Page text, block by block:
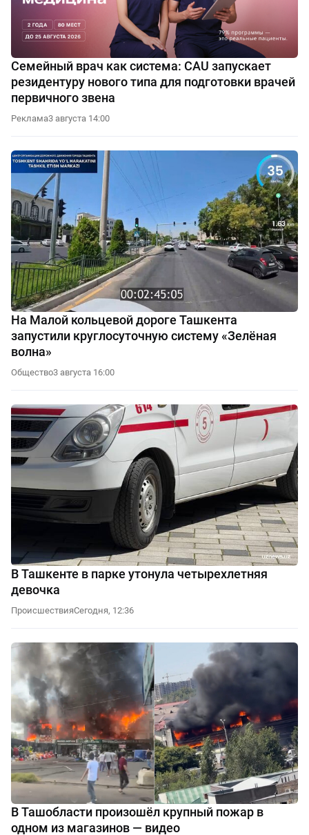
Семейный врач как система: CAU запускает
резидентуру нового типа для подготовки врачей
первичного звена
Реклама3 августа 14:00
На Малой кольцевой дороге Ташкента
запустили круглосуточную систему «Зелёная
волна»
Общество3 августа 16:00
В Ташкенте в парке утонула четырехлетняя
девочка
ПроисшествияСегодня, 12:36
В Ташобласти произошёл крупный пожар в
одном из магазинов — видео